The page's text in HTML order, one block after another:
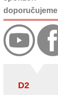
D2
doporučujeme